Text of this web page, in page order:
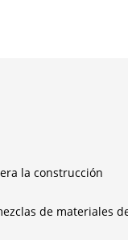
la construcción
de materiales